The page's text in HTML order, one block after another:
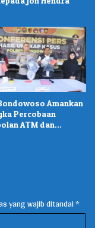
Amankan
Percobaan
ATM dan
yang wajib ditandai*